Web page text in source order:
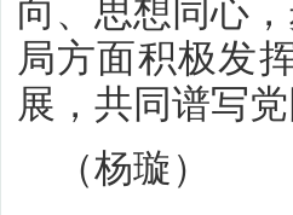
向、思想同心
局方面积极发
展，共同谱写
（杨璇）